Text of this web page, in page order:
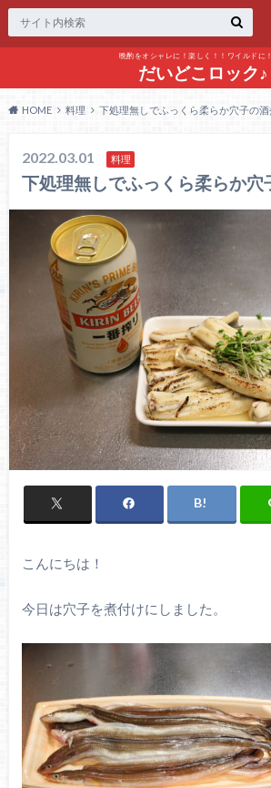
晩酌をオシャレに！楽しく！！ワイルドに
だいどこロック♪
HOME 料理 下処理無しでふっくら柔らか穴子の酒
2022.03.01 料理
下処理無しでふっくら柔らか穴
こんにちは！
今日は穴子を煮付けにしました。